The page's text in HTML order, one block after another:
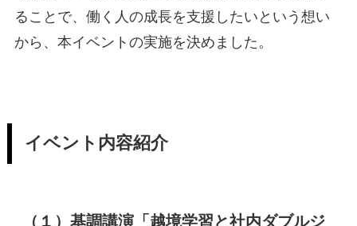
ることで、働く人の成長を支援したいという想い
から、本イベントの実施を決めました。
イベント内容紹介
（１） 基調講演「越境学習と社内ダブルジ